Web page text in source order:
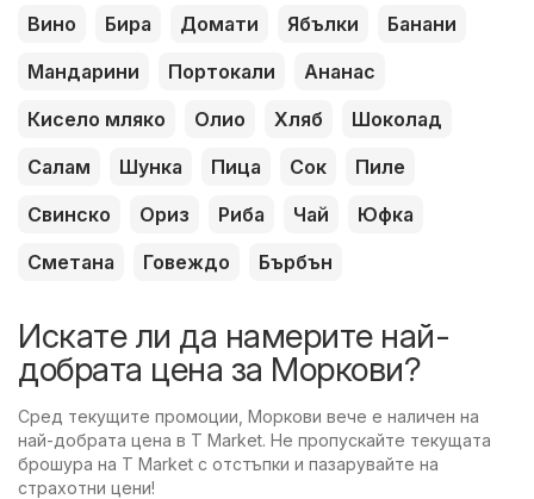
Вино
Бира Домати Ябълки
Банани
Мандарини
Портокали
Ананас
Кисело мляко
Олио Хляб
Шоколад
Салам
Шунка Пица Сок
Пиле
Свинско
Ориз Риба Чай
Юфка
Сметана
Говеждо Бърбън
Искате ли да намерите най-
добрата цена за Моркови?
Сред текущите промоции, Моркови вече е наличен на
най-добрата цена в T Market. Не пропускайте текущата
брошура на T Market с отстъпки и пазарувайте на
страхотни цени!